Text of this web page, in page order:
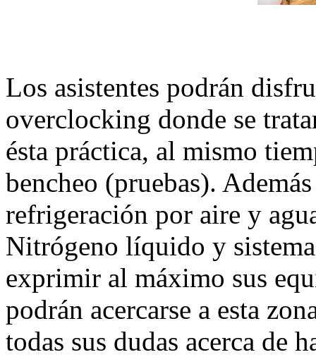
Los asistentes podrán
overclocking donde se
ésta práctica, al mismo
bencheo (pruebas).
refrigeración por aire y
Nitrógeno líquido y
exprimir al máximo sus
podrán acercarse a esta
todas sus dudas acerca de